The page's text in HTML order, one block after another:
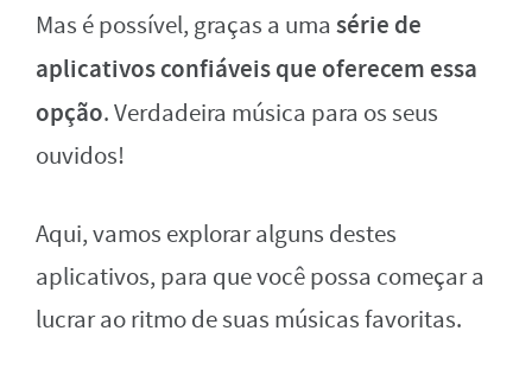
Mas é possível, graças a uma série de
aplicativos confiáveis que oferecem essa
opção. Verdadeira música para os seus
ouvidos!
Aqui, vamos explorar alguns destes
aplicativos, para que você possa começar a
lucrar ao ritmo de suas músicas favoritas.